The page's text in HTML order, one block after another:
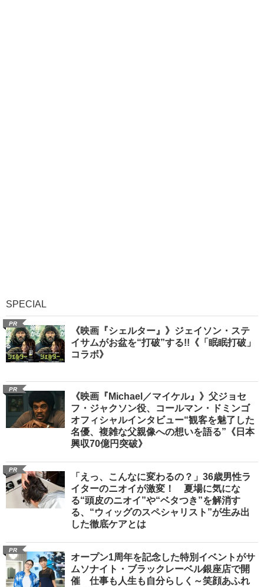
SPECIAL
PR
《映画『シェルター』》ジェイソン・ステ
イサムがお盆を“打破”する!!《「眠眠打破」
コラボ》
PR
《映画『Michael／マイケル』》父ジョセ
フ・ジャクソン役、コールマン・ドミンゴ
オフィシャルインタビュー“観客を魅了した
名優、複雑な父親像への想いを語る”《日本
興収70億円突破》
PR
「えっ、こんなに変わるの？」36歳男性ラ
イターのニオイが激変！ 夏場に気にな
る“頭皮のニオイ”や“ベタつき”を解消す
る、“ウィッグのスペシャリスト”が生み出
した徹底ケアとは
PR
オープン1周年を記念した特別イベントがサ
ムソナイト・ブラックレーベル銀座店で開
催 仕事も人生も自分らしく～笑顔あふれ